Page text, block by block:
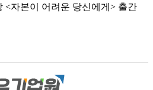
<자본이 어려운 당신에게> 출간